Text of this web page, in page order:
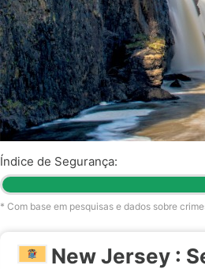
Índice de Segurança:
* Com base em pesquisas e dados sobre
New Jersey :